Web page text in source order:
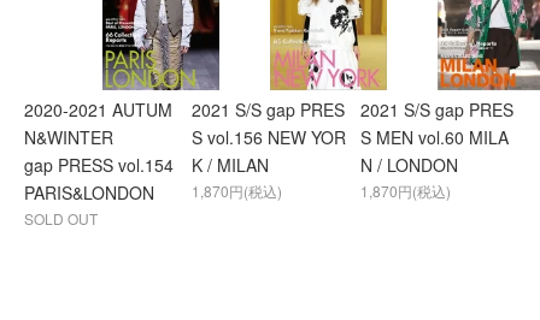
2020-2021 AUTUM
N&WINTER
gap PRESS vol.154
PARIS&LONDON
SOLD OUT
2021 S/S gap PRES
S vol.156 NEW YOR
K / MILAN
1,870円(税込)
2021 S/S gap PRES
S MEN vol.60 MILA
N / LONDON
1,870円(税込)